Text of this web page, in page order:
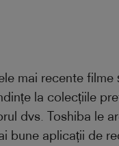
mai recente filme
la colecțiile
dvs. Toshiba le
bune aplicații de